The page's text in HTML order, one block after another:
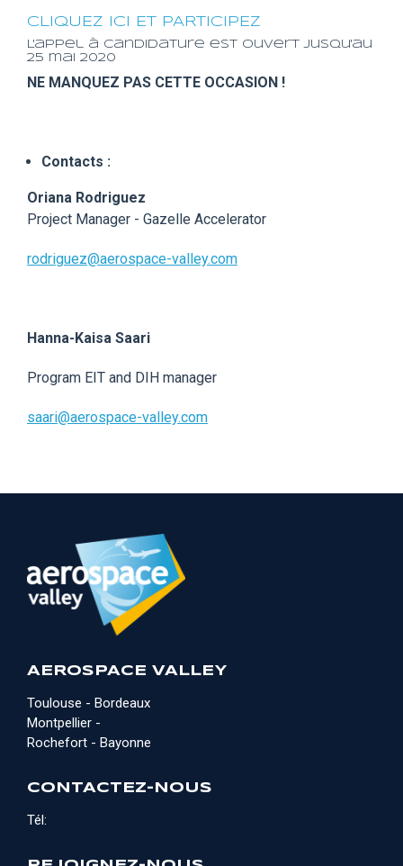
CLIQUEZ ICI ET PARTICIPEZ
L'appel à candidature est ouvert jusqu'au
25 mai 2020
NE MANQUEZ PAS CETTE OCCASION !
Contacts :
Oriana Rodriguez
Project Manager - Gazelle Accelerator
rodriguez@aerospace-valley.com
Hanna-Kaisa Saari
Program EIT and DIH manager
saari@aerospace-valley.com
AEROSPACE VALLEY
Toulouse - Bordeaux
Montpellier -
Rochefort - Bayonne
CONTACTEZ-NOUS
Tél: